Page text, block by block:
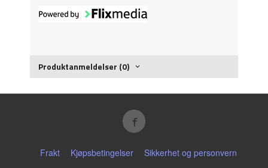
Produktanmeldelser (0)
Frakt Kjøpsbetingelser
Sikkerhet og personvern